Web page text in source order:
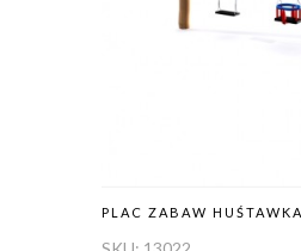
PLAC ZABAW